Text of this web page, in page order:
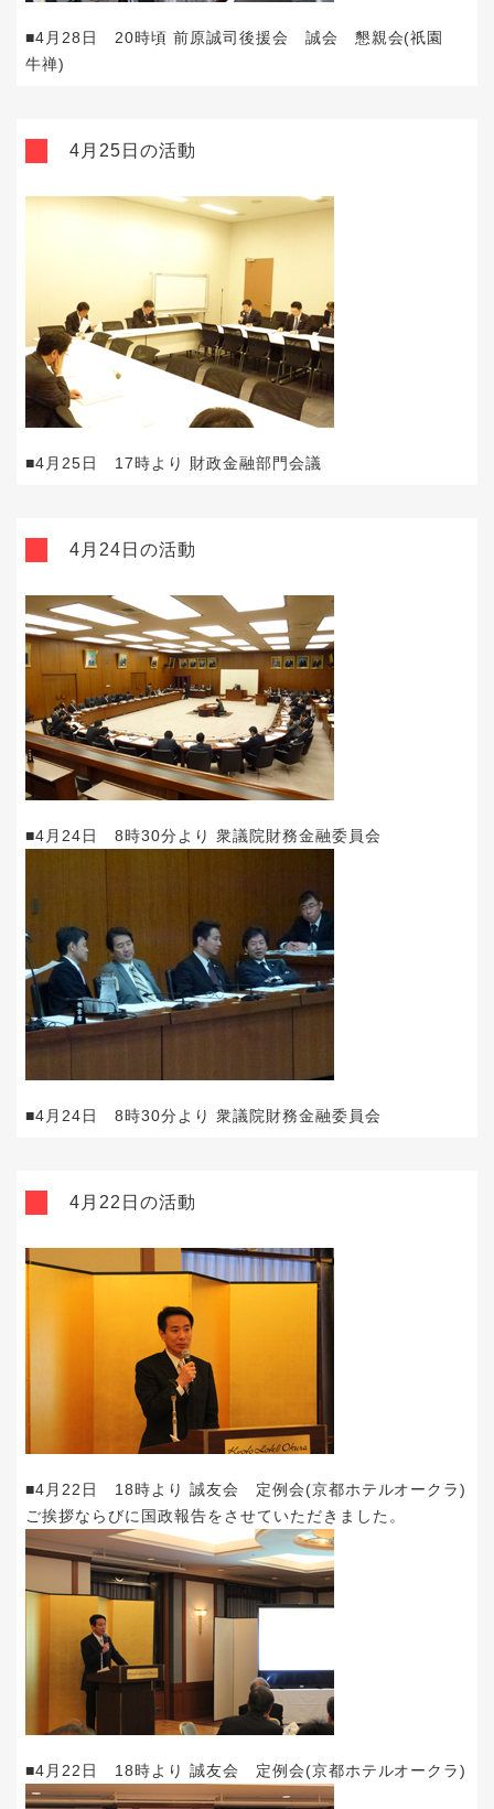
■4月28日 20時頃 前原誠司後援会 誠会 懇親会(祇園
牛禅)
4月25日の活動
■4月25日 17時より 財政金融部門会議
4月24日の活動
■4月24日 8時30分より 衆議院財務金融委員会
■4月24日 8時30分より 衆議院財務金融委員会
4月22日の活動
■4月22日 18時より 誠友会 定例会(京都ホテルオークラ)
ご挨拶ならびに国政報告をさせていただきました。
■4月22日 18時より 誠友会 定例会(京都ホテルオークラ)